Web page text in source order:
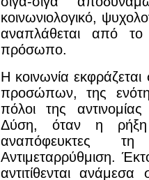
κοινωνιολογικό,
αναπλάθεται από
πρόσωπο.
Η κοινωνία
προσώπων, της
πόλοι της
Δύση, όταν η ρήξη
αναπόφευκτες
Αντιμεταρρύθμιση.
αντιτίθενται ανάμεσα